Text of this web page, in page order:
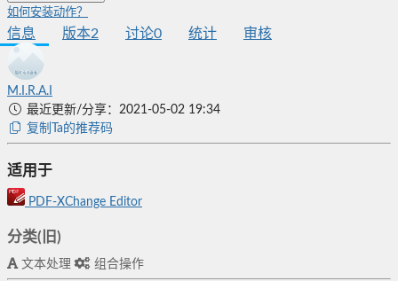
如何安装动作？
信息 版本2 讨论0 统计 审核
M.I.R.A.I
最近更新/分享：2021-05-02 19:34
复制Ta的推荐码
适用于
PDF-XChange Editor
分类(旧)
文本处理 组合操作